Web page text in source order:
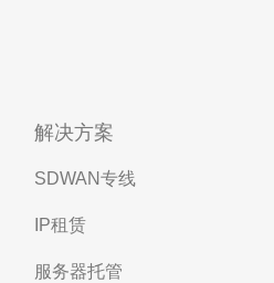
解决方案
SDWAN专线
IP租赁
服务器托管